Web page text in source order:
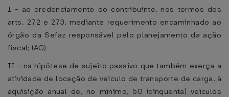
I - ao credenciamento do contribuinte, nos termos dos
arts. 272 e 273, mediante requerimento encaminhado ao
órgão da Sefaz responsável pelo planejamento da ação
fiscal; (AC)
II - na hipótese de sujeito passivo que também exerça a
atividade de locação de veículo de transporte de carga, à
aquisição anual de, no mínimo, 50 (cinquenta) veículos